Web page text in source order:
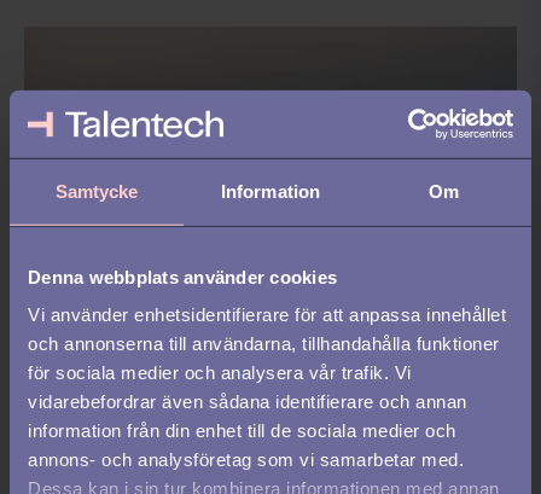
Samtycke Information Om
Denna webbplats använder cookies
Vi använder enhetsidentifierare för att anpassa innehållet
och annonserna till användarna, tillhandahålla funktioner
för sociala medier och analysera vår trafik. Vi
vidarebefordrar även sådana identifierare och annan
information från din enhet till de sociala medier och
annons- och analysföretag som vi samarbetar med.
Dessa kan i sin tur kombinera informationen med annan
ENGAGERA
Lyckas med en 4-dagars
arbetsvecka